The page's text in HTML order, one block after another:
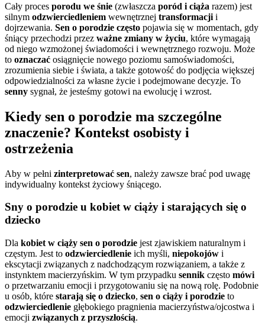
Cały proces porodu we śnie (zwłaszcza poród i ciąża razem) jest
silnym odzwierciedleniem wewnętrznej transformacji i
dojrzewania. Sen o porodzie często pojawia się w momentach, gdy
śniący przechodzi przez ważne zmiany w życiu, które wymagają
od niego wzmożonej świadomości i wewnętrznego rozwoju. Może
to oznaczać osiągnięcie nowego poziomu samoświadomości,
zrozumienia siebie i świata, a także gotowość do podjęcia większej
odpowiedzialności za własne życie i podejmowane decyzje. To
senny sygnał, że jesteśmy gotowi na ewolucję i wzrost.
Kiedy sen o porodzie ma szczególne
znaczenie? Kontekst osobisty i
ostrzeżenia
Aby w pełni zinterpretować sen, należy zawsze brać pod uwagę
indywidualny kontekst życiowy śniącego.
Sny o porodzie u kobiet w ciąży i starających się o
dziecko
Dla kobiet w ciąży sen o porodzie jest zjawiskiem naturalnym i
częstym. Jest to odzwierciedlenie ich myśli, niepokojów i
ekscytacji związanych z nadchodzącym rozwiązaniem, a także z
instynktem macierzyńskim. W tym przypadku sennik często mówi
o przetwarzaniu emocji i przygotowaniu się na nową rolę. Podobnie
u osób, które starają się o dziecko, sen o ciąży i porodzie to
odzwierciedlenie głębokiego pragnienia macierzyństwa/ojcostwa i
emocji związanych z przyszłością.